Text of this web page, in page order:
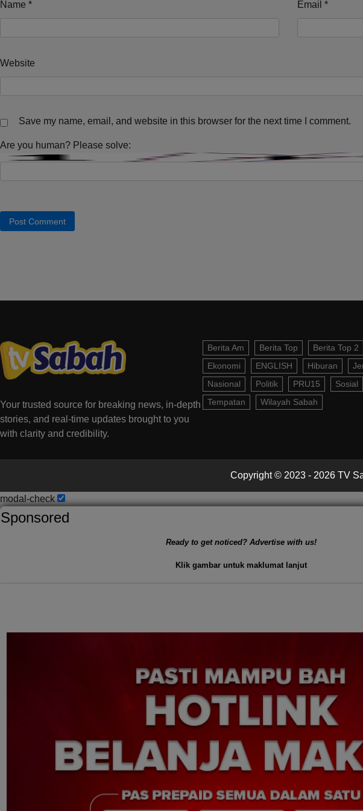
Name * Email *
Website
Save my name, email, and website in this browser for the next time I comment.
Are you human? Please solve:
Your trusted source for breaking news, in-depth
stories, and real-time updates brought to you
with clarity and credibility.
Berita Am Berita Top Berita Top 2
Ekonomi
ENGLISH Hiburan
Nasional
Politik PRU15 Sosial
Tempatan
Wilayah Sabah
Copyright © 2023 - 2026 TV
modal-check
Sponsored
Ready to get noticed? Advertise with us!
Klik gambar untuk maklumat lanjut